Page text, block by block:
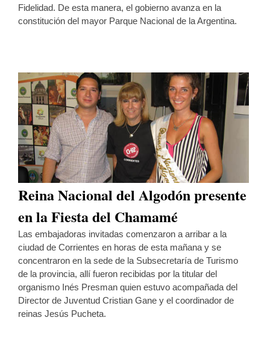
Fidelidad. De esta manera, el gobierno avanza en la
constitución del mayor Parque Nacional de la Argentina.
Reina Nacional del Algodón presente
en la Fiesta del Chamamé
Las embajadoras invitadas comenzaron a arribar a la
ciudad de Corrientes en horas de esta mañana y se
concentraron en la sede de la Subsecretaría de Turismo
de la provincia, allí fueron recibidas por la titular del
organismo Inés Presman quien estuvo acompañada del
Director de Juventud Cristian Gane y el coordinador de
reinas Jesús Pucheta.